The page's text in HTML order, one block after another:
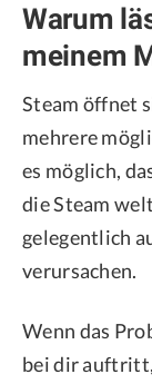
Warum
meinem
Steam öffnet
mehrere
es möglich,
die Steam
gelegentlich
verursachen.
Wenn das
bei dir auftritt,